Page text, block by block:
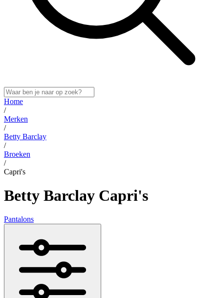
Home
/
Merken
/
Betty Barclay
/
Broeken
/
Capri's
Betty Barclay Capri's
Pantalons